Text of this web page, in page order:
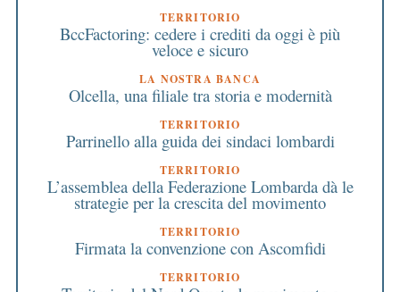
TERRITORIO
BccFactoring: cedere i crediti da oggi è più
veloce e sicuro
LA NOSTRA BANCA
Olcella, una filiale tra storia e modernità
TERRITORIO
Parrinello alla guida dei sindaci lombardi
TERRITORIO
L’assemblea della Federazione Lombarda dà le
strategie per la crescita del movimento
TERRITORIO
Firmata la convenzione con Ascomfidi
TERRITORIO